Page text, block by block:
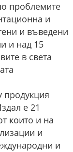
проблемите
и
и въведени
и над 15
в света
продукция
е 21
които и на
и
и